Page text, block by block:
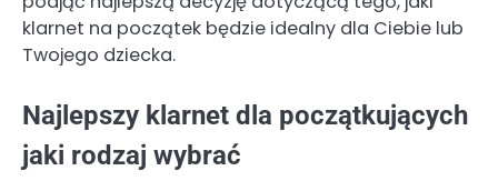
klarnet na początek będzie idealny dla Ciebie lub
Twojego dziecka.
Najlepszy klarnet dla początkujących
jaki rodzaj wybrać